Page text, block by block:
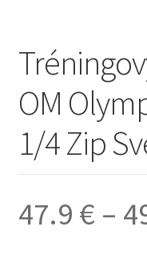
OM
1/4 Zip
47.9 € –